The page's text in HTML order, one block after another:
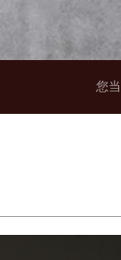
您